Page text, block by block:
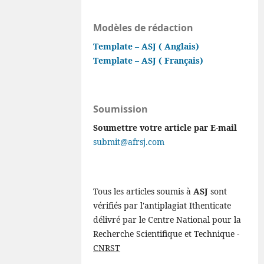
Modèles de rédaction
Template – ASJ ( Anglais)
Template – ASJ ( Français)
Soumission
Soumettre votre article par E-mail
submit@afrsj.com
Tous les articles soumis àASJ sont
vérifiés par l'antiplagiat Ithenticate
délivré par le Centre National pour la
Recherche Scientifique et Technique -
CNRST